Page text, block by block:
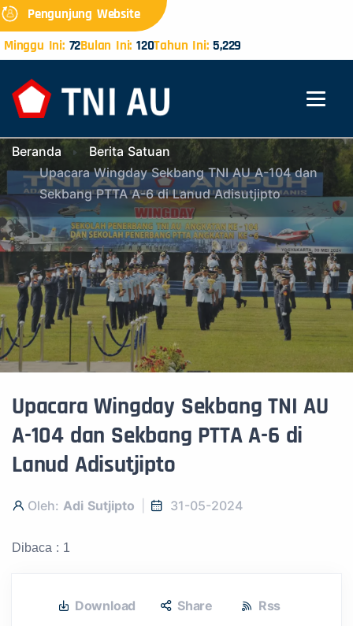
Pengunjung Website
Minggu Ini:72Bulan Ini: 120Tahun Ini:5,229
Beranda
Berita Satuan
Upacara Wingday Sekbang TNI AU A-104 dan
Sekbang PTTA A-6 di Lanud Adisutjipto
Upacara Wingday Sekbang TNI AU
A-104 dan Sekbang PTTA A-6 di
Lanud Adisutjipto
Oleh: Adi Sutjipto 31-05-2024
Dibaca : 1
Download Share Rss